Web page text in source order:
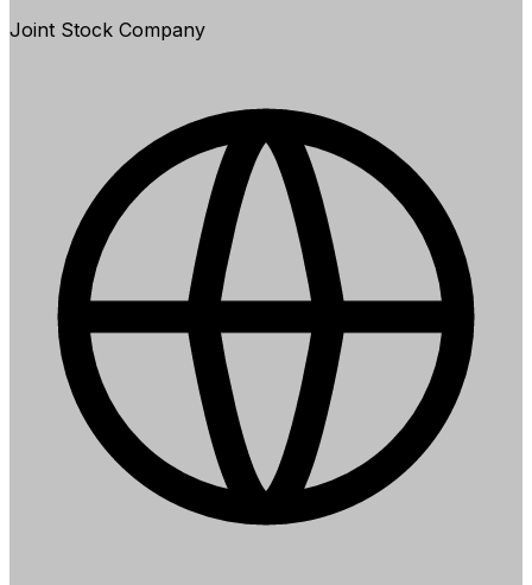
Joint Stock Company